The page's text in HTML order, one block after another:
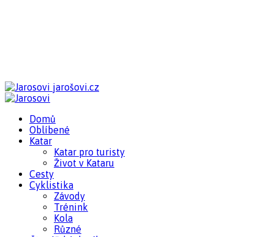
jarošovi.cz
Domů
Oblíbené
Katar
Katar pro turisty
Život v Kataru
Cesty
Cyklistika
Závody
Trénink
Kola
Různé